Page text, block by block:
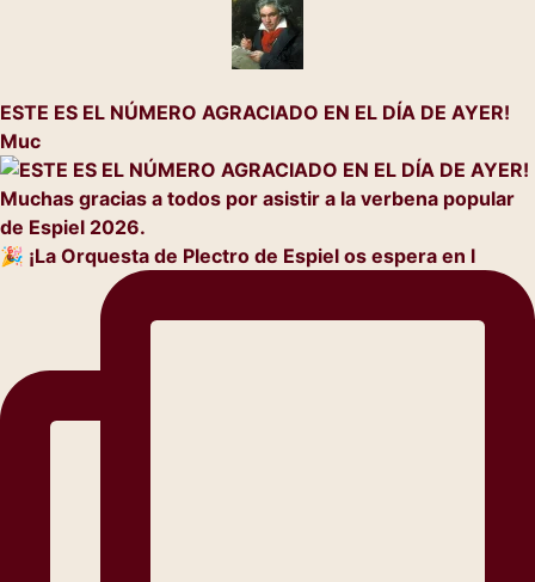
ESTE ES EL NÚMERO AGRACIADO EN EL DÍA DE AYER!
Muc
🎉 ¡La Orquesta de Plectro de Espiel os espera en l